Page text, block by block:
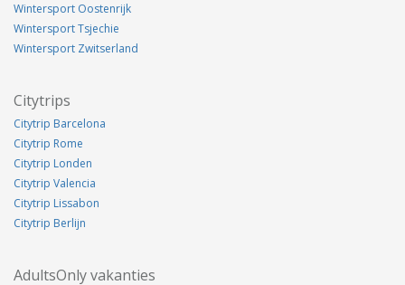
Wintersport Oostenrijk
Wintersport Tsjechie
Wintersport Zwitserland
Citytrips
Citytrip Barcelona
Citytrip Rome
Citytrip Londen
Citytrip Valencia
Citytrip Lissabon
Citytrip Berlijn
AdultsOnly vakanties